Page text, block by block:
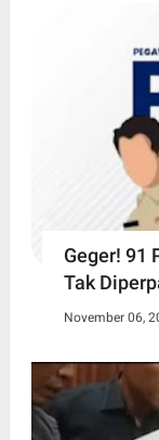
Geger! 91
Tak
November 06,